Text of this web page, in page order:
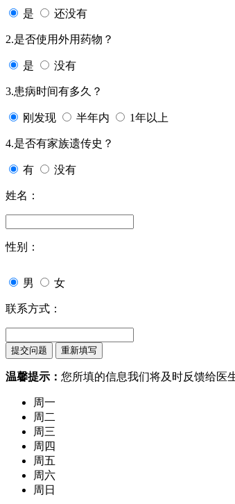
是 还没有
2.是否使用外用药物？
是 没有
3.患病时间有多久？
刚发现 半年内 1年以上
4.是否有家族遗传史？
有 没有
姓名：
性别：
男 女
联系方式：
温馨提示： 您所填的信息我们将及时反馈给医
周一
周二
周三
周四
周五
周六
周日